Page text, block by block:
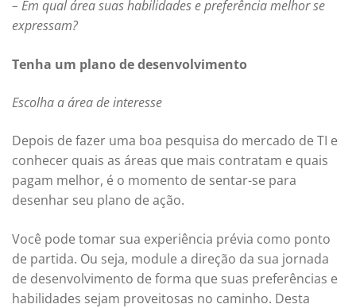
– Em qual área suas habilidades e preferência melhor se
expressam?
Tenha um plano de desenvolvimento
Escolha a área de interesse
Depois de fazer uma boa pesquisa do mercado de TI e
conhecer quais as áreas que mais contratam e quais
pagam melhor, é o momento de sentar-se para
desenhar seu plano de ação.
Você pode tomar sua experiência prévia como ponto
de partida. Ou seja, module a direção da sua jornada
de desenvolvimento de forma que suas preferências e
habilidades sejam proveitosas no caminho. Desta